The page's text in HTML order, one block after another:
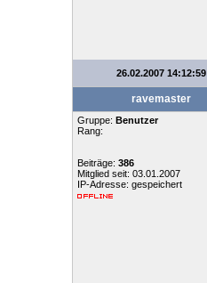
26.02.2007 14:12:59
ravemaster
Gruppe: Benutzer
Rang:
Beiträge: 386
Mitglied seit: 03.01.2007
IP-Adresse: gespeichert